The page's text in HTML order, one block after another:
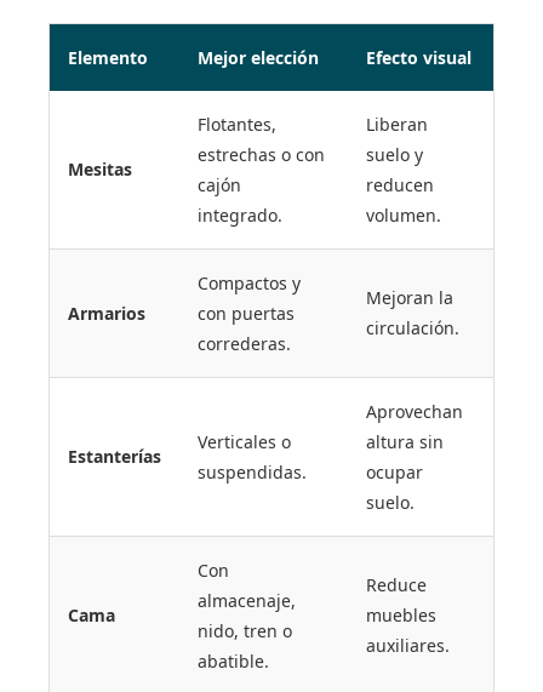
Elemento Mejor elección Efecto visual
Mesitas
Flotantes,
estrechas o con
cajón
integrado.
Liberan
suelo y
reducen
volumen.
Armarios
Compactos y
con puertas
correderas.
Mejoran la
circulación.
Estanterías
Verticales o
suspendidas.
Aprovechan
altura sin
ocupar
suelo.
Cama
Con
almacenaje,
nido, tren o
abatible.
Reduce
muebles
auxiliares.